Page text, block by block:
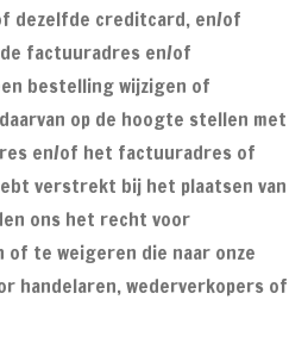
dezelfde creditcard, en/of
factuuradres en/of
bestelling wijzigen of
op de hoogte stellen met
en/of het factuuradres of
verstrekt bij het plaatsen van
ons het recht voor
te weigeren die naar onze
handelaren, wederverkopers of